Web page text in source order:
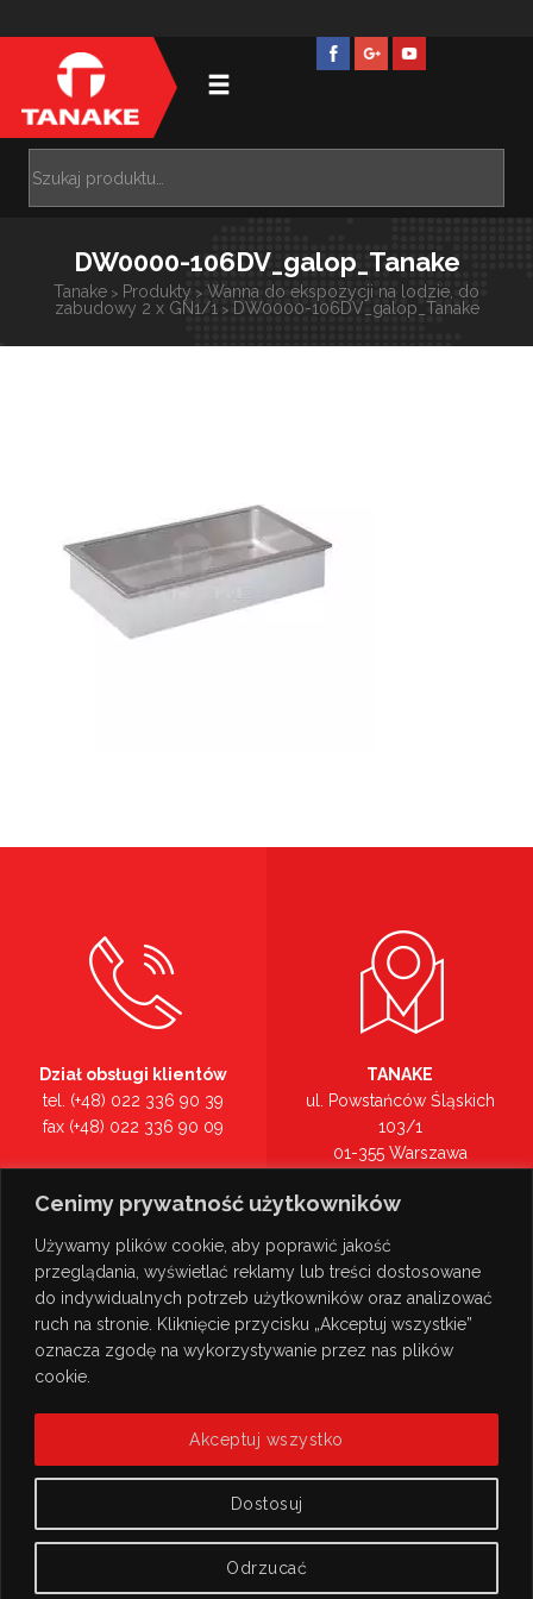
Cenimy prywatność użytkowników
Używamy plików cookie, aby poprawić jakość
przeglądania, wyświetlać reklamy lub treści dostosowane
do indywidualnych potrzeb użytkowników oraz analizować
ruch na stronie. Kliknięcie przycisku „Akceptuj wszystkie”
oznacza zgodę na wykorzystywanie przez nas plików
cookie.
Dostosuj
Odrzucać
Akceptuj wszystko
DW0000-106DV_galop_Tanake
Tanake > Produkty > Wanna do ekspozycji na lodzie, do
zabudowy 2 x GN1/1> DW0000-106DV_galop_Tanake
Dział obsługi klientów
tel. (+48) 022 336 90 39
fax (+48) 022 336 90 09
tel. (+48) 022 336 90 00
TANAKE
ul. Powstańców Śląskich
103/1
01-355 Warszawa
Zobacz na mapie >
© Copyright 2026TANAKE